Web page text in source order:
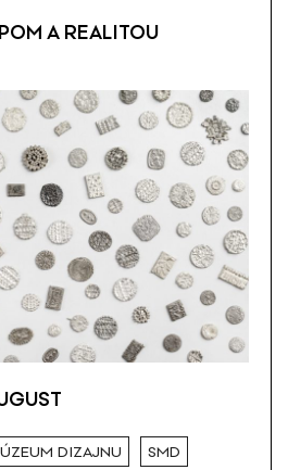
A REALITOU
DIZAJNU SMD